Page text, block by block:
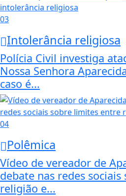
03
Intolerância religiosa
Polícia Civil investiga
Nossa Senhora
caso é...
04
Polêmica
Vídeo de vereador de
debate nas redes
religião e...